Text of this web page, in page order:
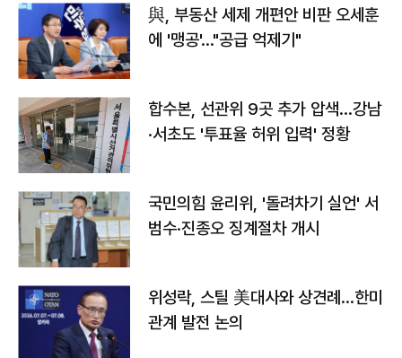
與, 부동산 세제 개편안 비판 오세훈
에 '맹공'…"공급 억제기"
합수본, 선관위 9곳 추가 압색…강남
·서초도 '투표율 허위 입력' 정황
국민의힘 윤리위, '돌려차기 실언' 서
범수·진종오 징계절차 개시
위성락, 스틸 美대사와 상견례…한미
관계 발전 논의